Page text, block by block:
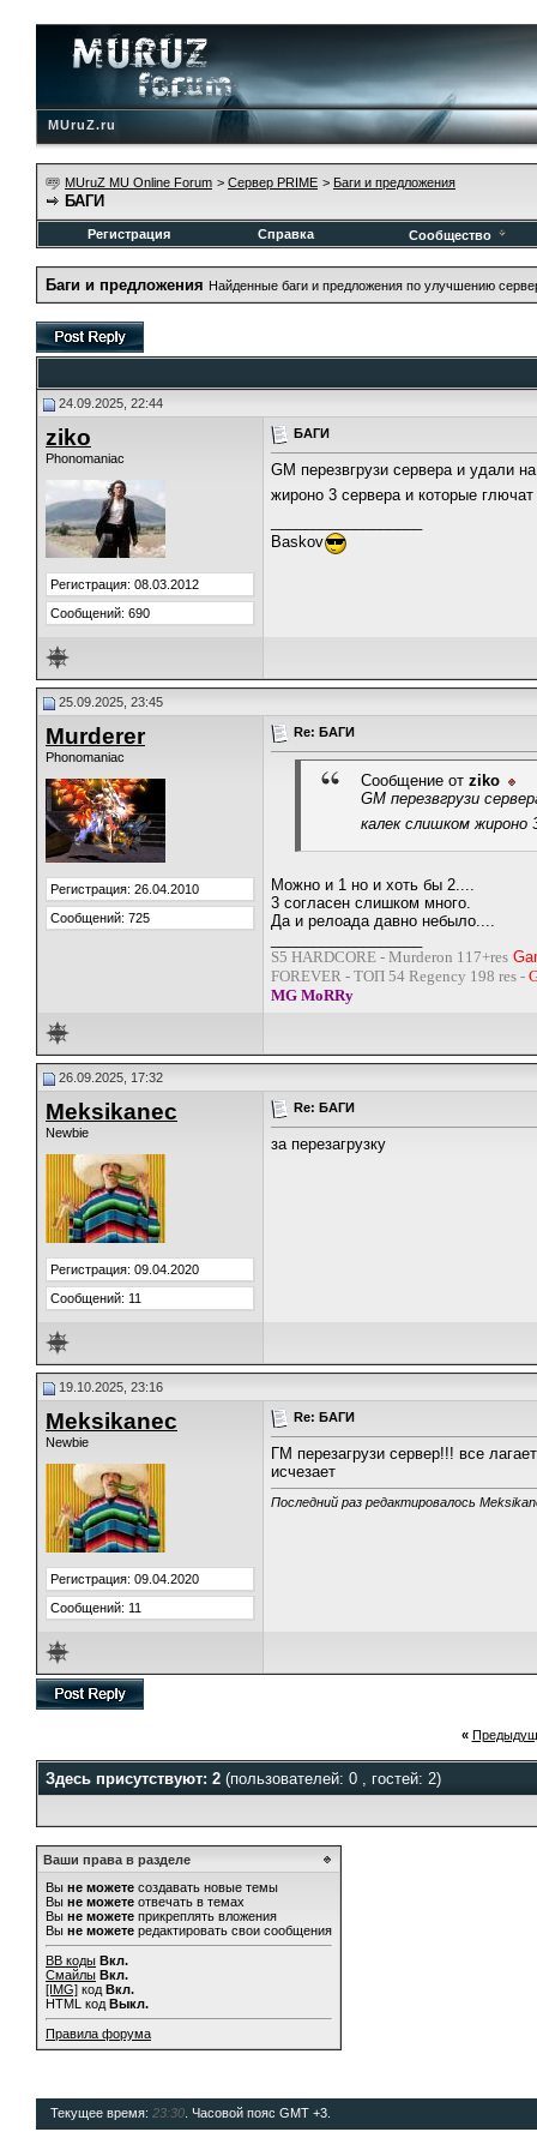
MUruZ.ru
MUruZ MU Online Forum > Сервер PRIME > Баги и предложения
БАГИ
Регистрация Справка Сообщество
Баги и предложения Найденные баги и предложения по улучшению
24.09.2025, 22:44
ziko
Phonomaniac
Регистрация: 08.03.2012
Сообщений: 690
БАГИ
GM перезвгрузи сервера и удали
жироно 3 сервера и которые глючат
Baskov
25.09.2025, 23:45
Murderer
Phonomaniac
Регистрация: 26.04.2010
Сообщений: 725
Re: БАГИ
Сообщение от ziko
GM перезвгрузи
калек слишком
Можно и 1 но и хоть бы 2....
3 согласен слишком много.
Да и релоада давно небыло....
S5 HARDCORE - Murderon 117+res
FOREVER - ТОП 54 Regency 198 res -
MG MoRRy
26.09.2025, 17:32
Meksikanec
Newbie
Регистрация: 09.04.2020
Сообщений: 11
Re: БАГИ
за перезагрузку
19.10.2025, 23:16
Meksikanec
Newbie
Регистрация: 09.04.2020
Сообщений: 11
Re: БАГИ
ГМ перезагрузи сервер!!! все
исчезает
Последний раз редактировалось
«
Здесь присутствуют: 2 (пользователей: 0 , гостей: 2)
Ваши права в разделе
Вы не можете создавать новые темы
Вы не можете отвечать в темах
Вы не можете прикреплять вложения
Вы не можете редактировать свои сообщения
BB коды Вкл.
Смайлы Вкл.
[IMG] код Вкл.
HTML код Выкл.
Правила форума
Текущее время: 23:30 . Часовой пояс GMT +3.